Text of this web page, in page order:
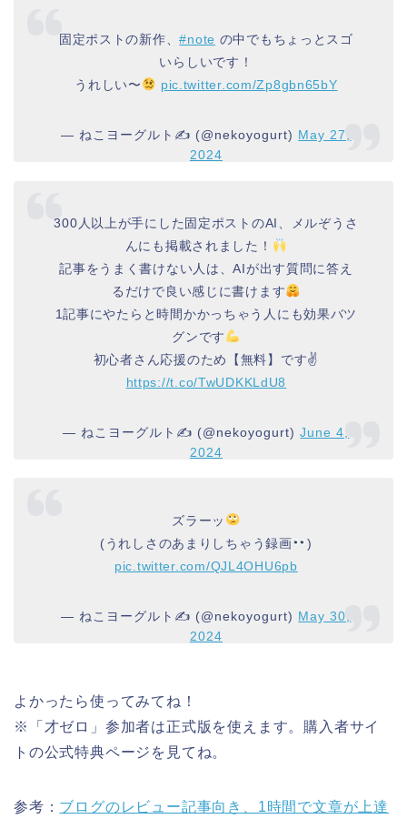
固定ポストの新作、#note の中でもちょっとスゴ
いらしいです！
うれしい〜
pic.twitter.com/Zp8gbn65bY
— ねこヨーグルト✍️ (@nekoyogurt) May 27,
2024
300人以上が手にした固定ポストのAI、メルぞうさ
んにも掲載されました！
記事をうまく書けない人は、AIが出す質問に答え
るだけで良い感じに書けます
1記事にやたらと時間かかっちゃう人にも効果バツ
グンです
初心者さん応援のため【無料】です✌️
https://t.co/TwUDKKLdU8
— ねこヨーグルト✍️ (@nekoyogurt)June 4,
2024
ズラーッ
(うれしさのあまりしちゃう録画
)
pic.twitter.com/QJL4OHU6pb
— ねこヨーグルト✍️ (@nekoyogurt) May 30,
2024
よかったら使ってみてね！
※「才ゼロ」参加者は正式版を使えます。購入者サイ
トの公式特典ページを見てね。
参考： ブログのレビュー記事向き、1時間で文章が上達